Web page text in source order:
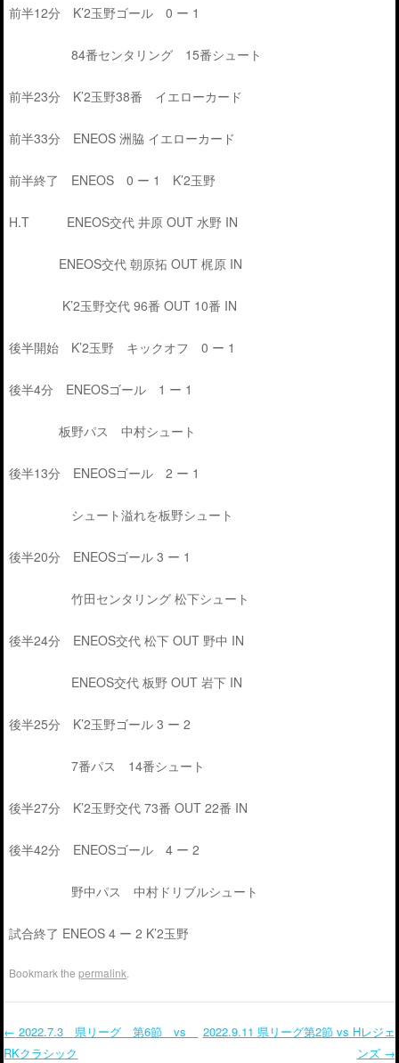
前半12分 K’2玉野ゴール 0 ー 1
84番センタリング 15番シュート
前半23分 K’2玉野38番 イエローカード
前半33分 ENEOS 洲脇 イエローカード
前半終了 ENEOS 0 ー 1 K’2玉野
H.T ENEOS交代 井原 OUT 水野 IN
ENEOS交代 朝原拓 OUT 梶原 IN
K’2玉野交代 96番 OUT 10番 IN
後半開始 K’2玉野 キックオフ 0 ー 1
後半4分 ENEOSゴール 1 ー 1
板野パス 中村シュート
後半13分 ENEOSゴール 2 ー 1
シュート溢れを板野シュート
後半20分 ENEOSゴール 3 ー 1
竹田センタリング 松下シュート
後半24分 ENEOS交代 松下 OUT 野中 IN
ENEOS交代 板野 OUT 岩下 IN
後半25分 K’2玉野ゴール 3 ー 2
7番パス 14番シュート
後半27分 K’2玉野交代 73番 OUT 22番 IN
後半42分 ENEOSゴール 4 ー 2
野中パス 中村ドリブルシュート
試合終了 ENEOS 4 ー 2 K’2玉野
Bookmark thepermalink
← 2022.7.3 県リーグ 第6節 vs
RKクラシック
2022.9.11 県リーグ第2節 vs Hレジェ
ンズ →